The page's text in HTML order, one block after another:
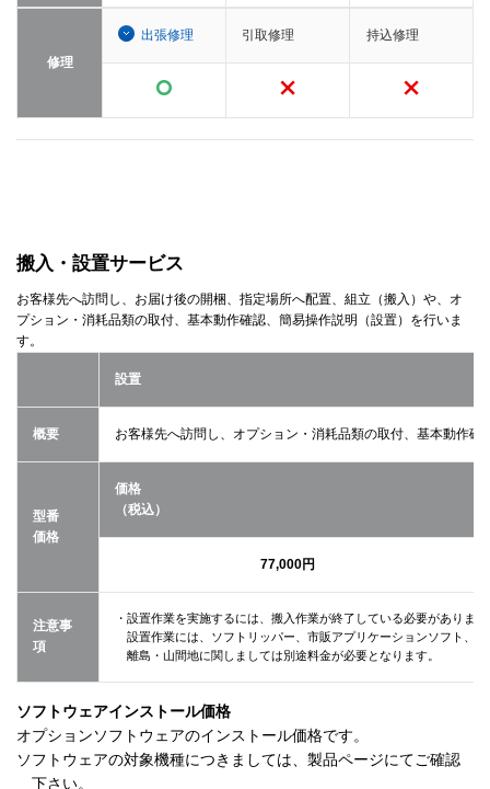
修理
出張修理 引取修理 持込修理
搬入・設置サービス
お客様先へ訪問し、お届け後の開梱、指定場所へ配置、組立（搬入）や、オ
プション・消耗品類の取付、基本動作確認、簡易操作説明（設置）を行いま
す。
設置
概要 お客様先へ訪問し、オプション・消耗品類の取付、基本動作確
型番
価格
価格
（税込）
77,000円
注意事
項
・設置作業を実施するには、搬入作業が終了している必要があります
設置作業には、ソフトリッパー、市販アプリケーションソフト、
離島・山間地に関しましては別途料金が必要となります。
ソフトウェアインストール価格
オプションソフトウェアのインストール価格です。
ソフトウェアの対象機種につきましては、製品ページにてご確認
下さい。